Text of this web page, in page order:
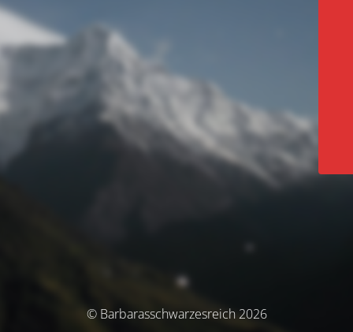
© Barbarasschwarzesreich 2026